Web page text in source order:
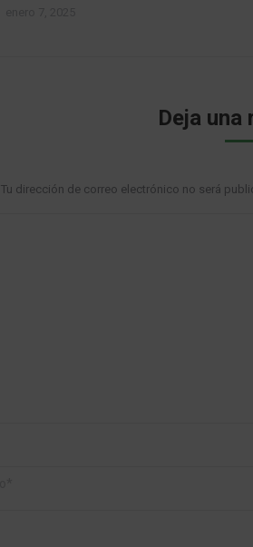
Deja una
Tu dirección de correo electrónico no será